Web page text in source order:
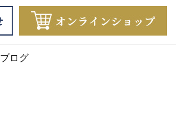
ブログ